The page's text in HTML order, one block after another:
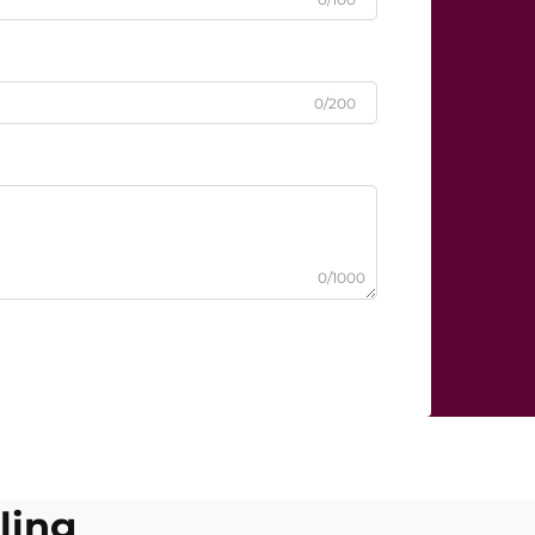
0/200
0/1000